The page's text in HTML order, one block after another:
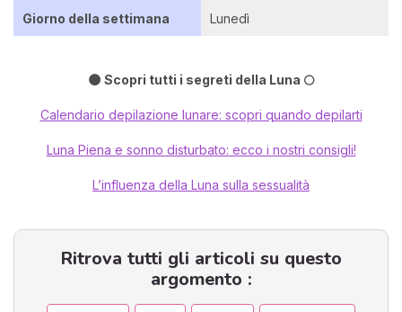
Giorno della settimana Lunedì
🌑 Scopri tutti i segreti della Luna 🌕
Calendario depilazione lunare: scopri quando depilarti
Luna Piena e sonno disturbato: ecco i nostri consigli!
L’influenza della Luna sulla sessualità
Ritrova tutti gli articoli su questo
argomento :